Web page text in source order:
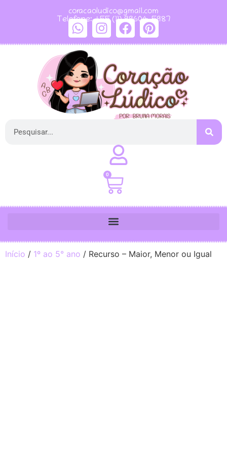
coracaoludico@gmail.com
Telefone: +55 (11) 99604-5987
0
Início / 1º ao 5° ano / Recurso – Maior, Menor ou Igual